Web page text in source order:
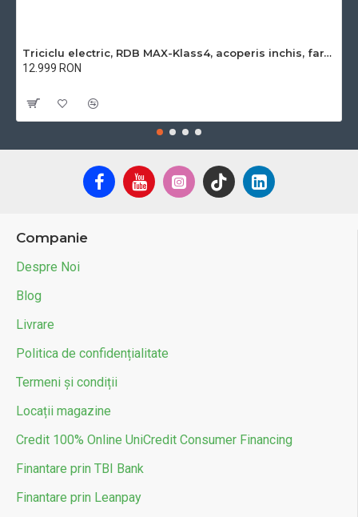
Triciclu electric, RDB MAX-Klass4, acoperis inchis, fara permis, 72V 32Ah, 4000W, 25km/h
12.999 RON
Companie
Despre Noi
Blog
Livrare
Politica de confidențialitate
Termeni și condiții
Locații magazine
Credit 100% Online UniCredit Consumer Financing
Finantare prin TBI Bank
Finantare prin Leanpay